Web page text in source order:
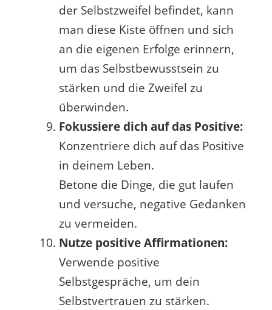
der Selbstzweifel befindet, kann
man diese Kiste öffnen und sich
an die eigenen Erfolge erinnern,
um das Selbstbewusstsein zu
stärken und die Zweifel zu
überwinden.
Fokussiere dich auf das Positive:
Konzentriere dich auf das Positive
in deinem Leben.
Betone die Dinge, die gut laufen
und versuche, negative Gedanken
zu vermeiden.
Nutze positive Affirmationen:
Verwende positive
Selbstgespräche, um dein
Selbstvertrauen zu stärken.